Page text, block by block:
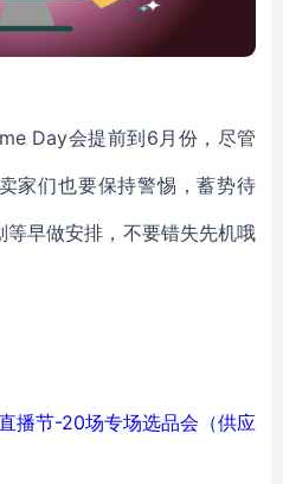
Day会提前到6月份，尽管
家们也要保持警惕，蓄势待
早做安排，不要错失先机哦
播节-20场专场选品会（供应